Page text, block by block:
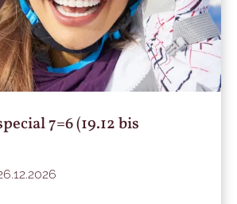
7=6 (19.12 bis